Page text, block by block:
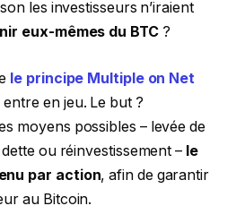
les investisseurs n’iraient
eux-mêmes du BTC?
le principe Multiple on Net
entre en jeu. Le but ?
moyens possibles – levée de
ou réinvestissement – le
par action, afin de garantir
au Bitcoin.